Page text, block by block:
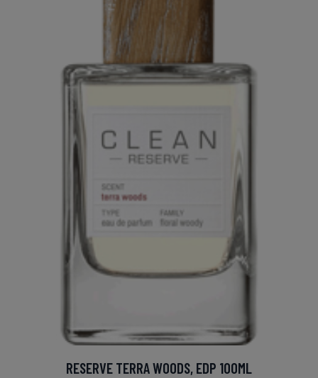
RESERVE TERRA WOODS, EDP 100ML